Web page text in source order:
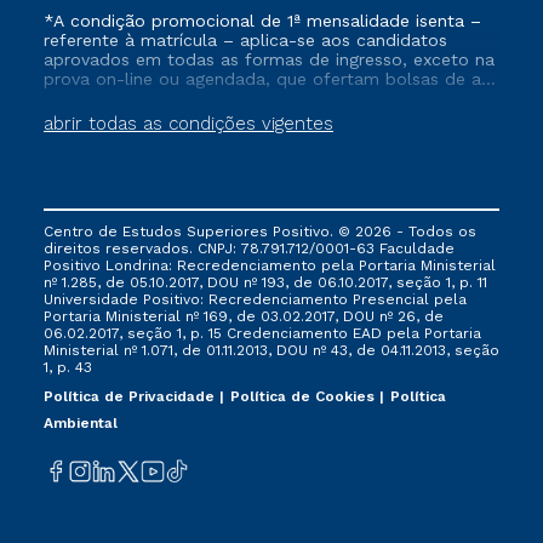
abrir todas as condições vigentes
*A condição promocional de 1ª mensalidade isenta –
referente à matrícula – aplica-se aos candidatos
aprovados em todas as formas de ingresso, exceto na
prova on-line ou agendada, que ofertam bolsas de até
vigente, que ainda não tenham efetivado e/ou não
tenham cancelado ou trancado sua matrícula em uma
via FIES, Prouni e outros programas governamentais, e
não se acumula com nenhuma outra campanha
ofertada pela Instituição.
Centro de Estudos Superiores Positivo. © 2026 - Todos os
direitos reservados. CNPJ: 78.791.712/0001-63 Faculdade
Positivo Londrina: Recredenciamento pela Portaria Ministerial
nº 1.285, de 05.10.2017, DOU nº 193, de 06.10.2017, seção 1, p. 11
Universidade Positivo: Recredenciamento Presencial ​pela
Portaria Ministerial nº 169, de 03.02.2017, DOU nº 26, de
06.02.2017, seção 1, p. 15 Credenciamento EAD pela Portaria
Ministerial nº 1.071, de 01.11.2013, DOU nº 43, de 04.11.2013, seção
1, p. 43
Política de Privacidade
Política de Cookies
Política
Ambiental